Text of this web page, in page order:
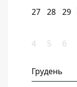
27 28 29
4 5 6
Грудень